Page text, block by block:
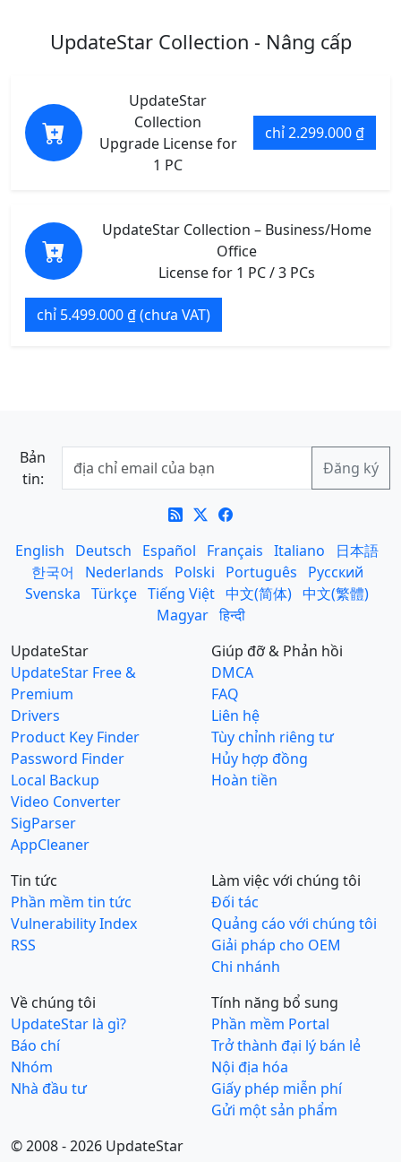
UpdateStar Collection - Nâng cấp
UpdateStar
Collection
Upgrade License for
1 PC
chỉ 2.299.000 ₫
UpdateStar Collection – Business/Home
Office
License for 1 PC / 3 PCs
chỉ 5.499.000 ₫ (chưa VAT)
Bản
tin:
English Deutsch Español Français Italiano
日本語
한국어
Nederlands Polski Português
Русский
Svenska Türkçe Tiếng Việt 中文(简体) 中文(繁體)
Magyar हिन्दी
UpdateStar
UpdateStar Free &
Premium
Drivers
Product Key Finder
Password Finder
Local Backup
Video Converter
SigParser
AppCleaner
Giúp đỡ & Phản hồi
DMCA
FAQ
Liên hệ
Tùy chỉnh riêng tư
Hủy hợp đồng
Hoàn tiền
Tin tức
Phần mềm tin tức
Vulnerability Index
RSS
Làm việc với chúng tôi
Đối tác
Quảng cáo với chúng tôi
Giải pháp cho OEM
Chi nhánh
Về chúng tôi
UpdateStar là gì?
Báo chí
Nhóm
Nhà đầu tư
Tính năng bổ sung
Phần mềm Portal
Trở thành đại lý bán lẻ
Nội địa hóa
Giấy phép miễn phí
Gửi một sản phẩm
© 2008 - 2026 UpdateStar